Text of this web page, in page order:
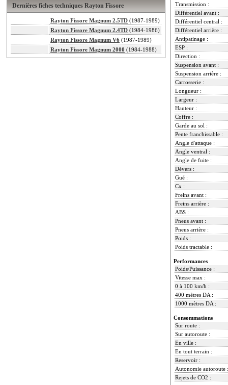
Dernières fiches techniques Rayton Fissore
Rayton Fissore Magnum 2.5TD (1987-1989)
Rayton Fissore Magnum 2.4TD (1984-1986)
Rayton Fissore Magnum V6 (1987-1989)
Rayton Fissore Magnum 2000 (1984-1988)
Transmission :
Différentiel avant :
Différentiel central :
Différentiel arrière :
Antipatinage :
ESP :
Direction :
Suspension avant :
Suspension arrière :
Carrosserie :
Longueur :
Largeur :
Hauteur :
Coffre :
Garde au sol :
Pente franchissable :
Angle d'attaque :
Angle ventral :
Angle de fuite :
Dévers :
Gué :
Cx :
Freins avant :
Freins arrière :
ABS :
Pneus avant :
Pneus arrière :
Poids :
Poids tractable :
Performances
Poids/Puissance :
Vitesse max :
0 à 100 km/h :
400 mètres DA :
1000 mètres DA :
Consommations
Sur route :
Sur autoroute :
En ville :
En tout terrain :
Reservoir :
Autonomie autoroute :
Rejets de CO2 :